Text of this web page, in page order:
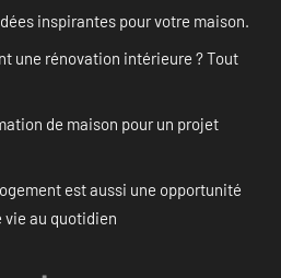
inspirantes pour votre maison.
une rénovation intérieure ? Tout
de maison pour un projet
est aussi une opportunité
vie au quotidien